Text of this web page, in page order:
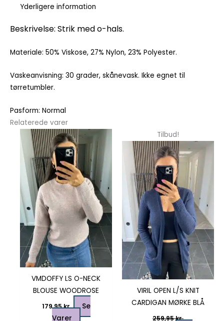
Yderligere information
Beskrivelse: Strik med o-hals.
Materiale: 50% Viskose, 27% Nylon, 23% Polyester.
Vaskeanvisning: 30 grader, skånevask. Ikke egnet til
tørretumbler.
Pasform: Normal
Relaterede varer
VMDOFFY LS O-NECK
BLOUSE WOODROSE
179,95kr.
Se
Varer
Dette
vare
har
flere
varianter.
Mulighederne
kan
vælges
på
varesiden
Tilbud!
VIRIL OPEN L/S KNIT
CARDIGAN MØRKE BLÅ
259,95kr.
vare
har
flere
varianter.
kan
vælges
på
varesiden